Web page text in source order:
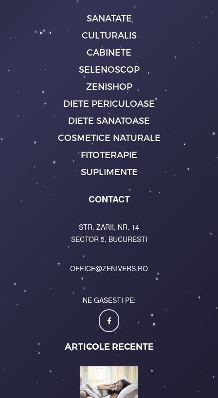
SANATATE
CULTURALIS
CABINETE
SELENOSCOP
ZENISHOP
DIETE PERICULOASE
DIETE SANATOASE
COSMETICE NATURALE
FITOTERAPIE
SUPLIMENTE
CONTACT
STR. ZARII, NR. 14
SECTOR 5, BUCURESTI
OFFICE@ZENIVERS.RO
NE GASESTI PE:
ARTICOLE RECENTE